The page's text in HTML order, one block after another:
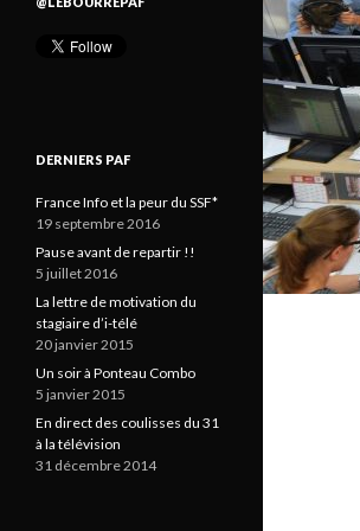
DERNIERS PAF
France Info et la peur du SSF*
19 septembre 2016
Pause avant de repartir !!
5 juillet 2016
La lettre de motivation du
stagiaire d’i-télé
20 janvier 2015
Un soir à Ponteau Combo
5 janvier 2015
En direct des coulisses du 31
à la télévision
31 décembre 2014